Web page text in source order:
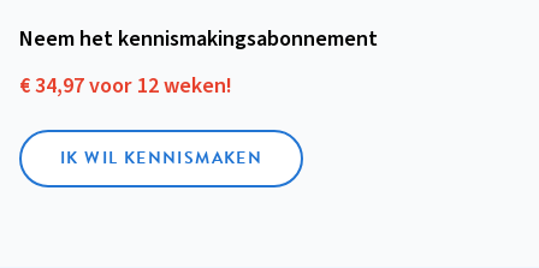
Neem het kennismakings­abonnement
€ 34,97 voor 12 weken!
IK WIL KENNISMAKEN